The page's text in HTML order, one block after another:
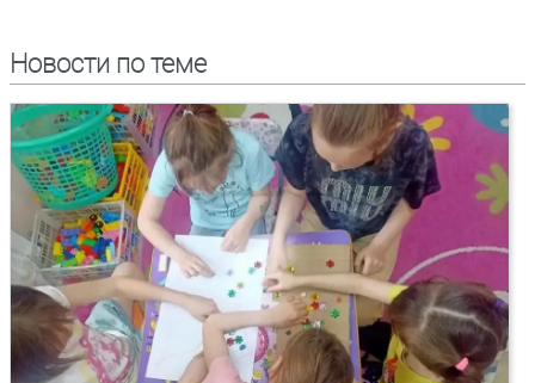
Новости по теме